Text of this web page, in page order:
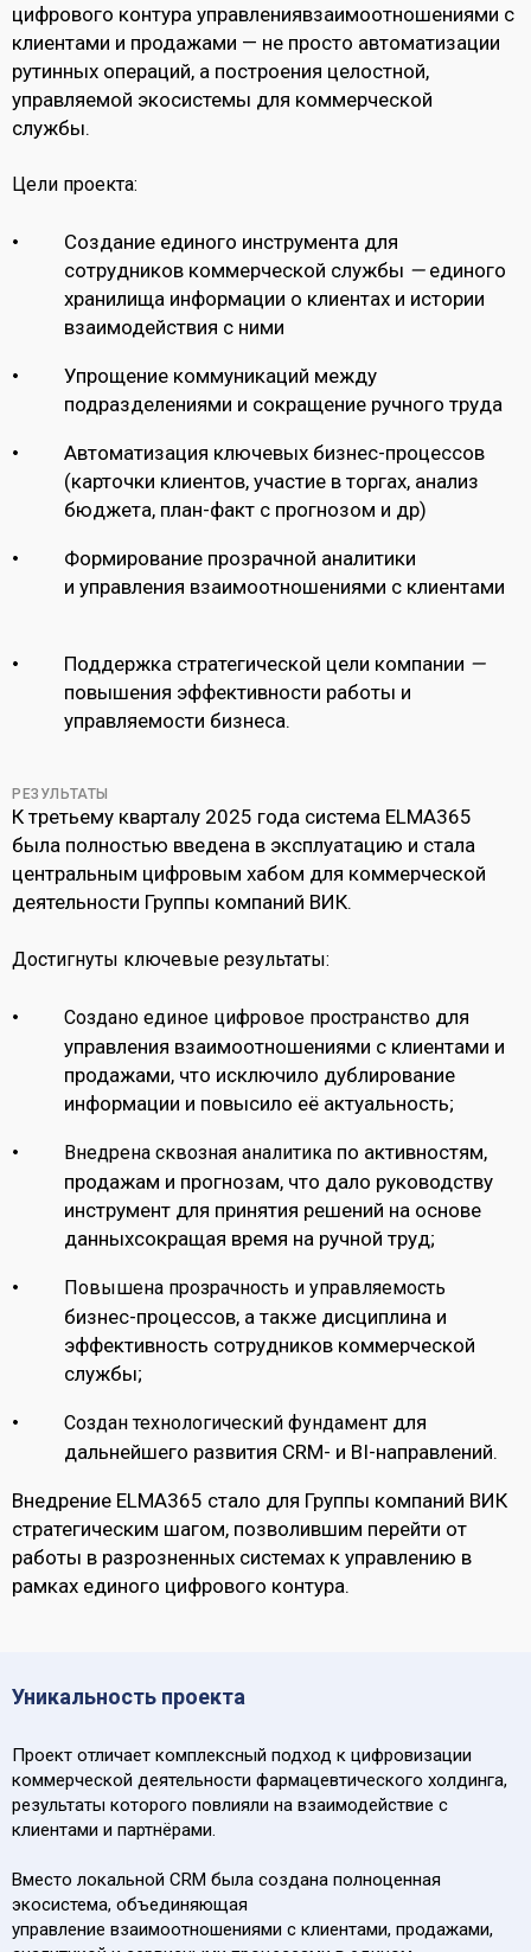
цифрового контура управлениявзаимоотношениями с
клиентами и продажами — не просто автоматизации
рутинных операций, а построения целостной,
управляемой экосистемы для коммерческой
службы.
Цели проекта:
Создание единого инструмента для
сотрудников коммерческой службы —единого
хранилища информации о клиентах и истории
взаимодействия с ними
Упрощение коммуникаций между
подразделениями и сокращение ручного труда
Автоматизация ключевых бизнес-процессов
(карточки клиентов, участие в торгах, анализ
бюджета, план-факт с прогнозом и др)
Формирование прозрачной аналитики
и управления взаимоотношениями с клиентами
Поддержка стратегической цели компании —
повышения эффективности работы и
управляемости бизнеса.
РЕЗУЛЬТАТЫ
К третьему кварталу 2025 года система ELMA365
была полностью введена в эксплуатацию и стала
центральным цифровым хабом для коммерческой
деятельности Группы компаний ВИК.
Достигнуты ключевые результаты:
Создано единое цифровое пространство для
управления взаимоотношениями с клиентами и
продажами, что исключило дублирование
информации и повысило её актуальность;
Внедрена сквозная аналитика по активностям,
продажам и прогнозам, что дало руководству
инструмент для принятия решений на основе
данныхсокращая время на ручной труд;
Повышена прозрачность и управляемость
бизнес-процессов, а также дисциплина и
эффективность сотрудников коммерческой
службы;
Создан технологический фундамент для
дальнейшего развития CRM- и BI-направлений.
Внедрение ELMA365 стало для Группы компаний ВИК
стратегическим шагом, позволившим перейти от
работы в разрозненных системах к управлению в
рамках единого цифрового контура.
Уникальность проекта
Проект отличает комплексный подход к цифровизации
коммерческой деятельности фармацевтического холдинга,
результаты которого повлияли на взаимодействие с
клиентами и партнёрами.
Вместо локальной CRM была создана полноценная
экосистема, объединяющая
управление взаимоотношениями с клиентами, продажами,